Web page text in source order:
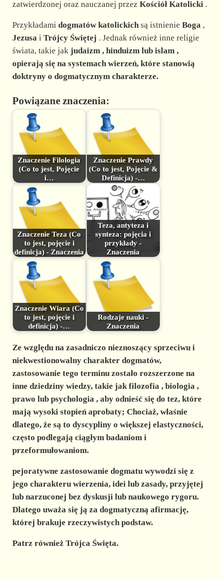
zatwierdzonej oraz nauczanej przez Kościół Katolicki.
Przykładami dogmatów katolickichsą istnienie Boga,
Jezusai Trójcy Świętej . Jednak również inne religie
świata, takie jak judaizm , hinduizm lub islam ,
opierają się na systemach wierzeń, które stanowią
doktryny o dogmatycznym charakterze.
Powiązane znaczenia:
Znaczenie Filologia
(Co to jest, Pojęcie
i…
Znaczenie Prawdy
(Co to jest, Pojęcie &
Definicja) -…
Znaczenie Teza (Co
to jest, pojęcie i
definicja) - Znaczenia
Teza, antyteza i
synteza: pojęcia i
przykłady -
Znaczenia
Znaczenie Wiara (Co
to jest, pojęcie i
definicja) -…
Rodzaje nauki -
Znaczenia
Ze względu na zasadniczo nieznoszący sprzeciwu i
niekwestionowalny charakter dogmatów,
zastosowanie tego terminu zostało rozszerzone na
inne dziedziny wiedzy, takie jakfilozofia , biologia ,
prawo lub psychologia , aby odnieść się do tez, które
mają wysoki stopień aprobaty; Chociaż, właśnie
dlatego, że są to dyscypliny o większej elastyczności,
często podlegają ciągłym badaniom i
przeformułowaniom.
pejoratywne zastosowanie dogmatuwywodzi się z
jego charakteru wierzenia, idei lub zasady, przyjętej
lub narzuconej bez dyskusji lub naukowego rygoru.
Dlatego uważa się ją za dogmatycznąafirmację,
której brakuje rzeczywistych podstaw.
Patrz również Trójca Święta.